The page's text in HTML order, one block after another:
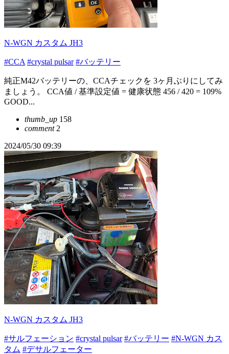
N-WGN カスタム JH3
#CCA #crystal pulsar #バッテリー
純正M42バッテリーの、CCAチェックを 3ヶ月ぶりにしてみ
ましょう。 CCA値 / 基準設定値 = 健康状態 456 / 420 = 109%
GOOD...
thumb_up 158
comment2
2024/05/30 09:39
N-WGN カスタム JH3
#サルフェーション #crystal pulsar #バッテリー #N-WGN カス
タム #デサルフェーター